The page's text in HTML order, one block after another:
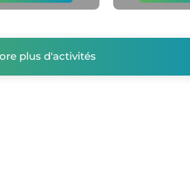
plus d'activités